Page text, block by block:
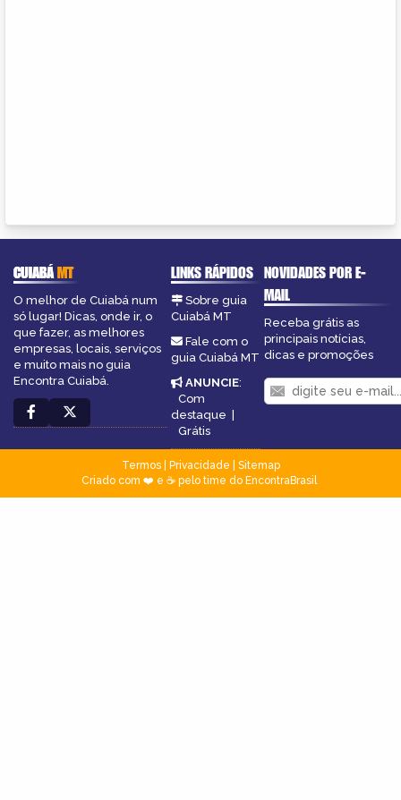
CUIABÁMT
O melhor de Cuiabá num
só lugar! Dicas, onde ir, o
que fazer, as melhores
empresas, locais, serviços
e muito mais no guia
Encontra Cuiabá.
LINKS RÁPIDOS
Sobre guia
Cuiabá MT
Fale com o
guia Cuiabá MT
ANUNCIE:
Com
destaque |
Grátis
NOVIDADES POR E-
MAIL
Receba grátis as
principais notícias,
dicas e promoções
Termos| Privacidade
Sitemap
Criado com ❤️ e ☕ pelo time do EncontraBrasil